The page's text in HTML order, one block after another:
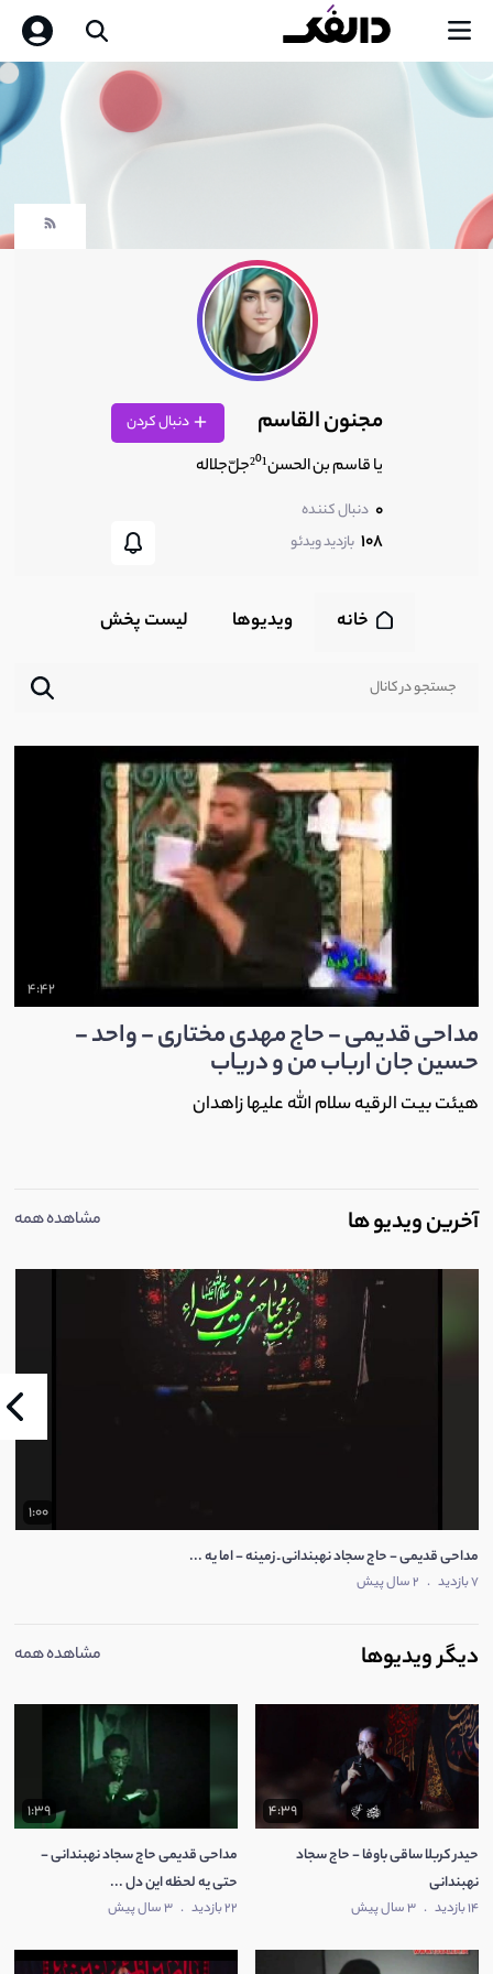
مجنون القاسم دنبال کردن
یا قاسم‌ بن‌ الحسن‌²⁰¹جلّ‌جلاله
0 دنبال کننده
108 بازدید ویدئو
خانه ویدیوها لیست پخش‌
4:42
مداحی قدیمی - حاج مهدی مختاری - واحد -
حسین جان ارباب من و دریاب
هیئت بیت الرقیه سلام الله علیها زاهدان
آخرین ویدیو ها مشاهده همه
1:00
مداحی قدیمی - حاج سجاد نهبندانی ـ زمینه - اما یه ...
7 بازدید . 2 سال پیش
دیگر ویدیوها مشاهده همه
4:39
حیدر کربلا ساقی باوفا - حاج سجاد
نهبندانی
14 بازدید . 3 سال پیش
1:39
مداحی قدیمی حاج سجاد نهبندانی -
حتی یه لحظه این دل ...
22 بازدید . 3 سال پیش